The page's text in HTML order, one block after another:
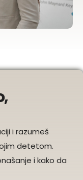
i razumeš
detetom.
i kako da